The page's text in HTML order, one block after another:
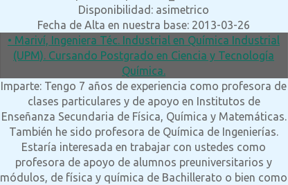
Disponibilidad: asimetrico
Fecha de Alta en nuestra base: 2013-03-26
• Mariví, Ingeniera Téc. Industrial en Química Industrial
(UPM). Cursando Postgrado en Ciencia y Tecnología
Química.
Imparte: Tengo 7 años de experiencia como profesora de
clases particulares y de apoyo en Institutos de
Enseñanza Secundaria de Física, Química y Matemáticas.
También he sido profesora de Química de Ingenierías.
Estaría interesada en trabajar con ustedes como
profesora de apoyo de alumnos preuniversitarios y
módulos, de física y química de Bachillerato o bien como